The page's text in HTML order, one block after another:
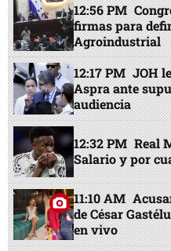
12:56 PM
firmas para
Agroindustrial
12:17 PM JOH
Aspra ante
audiencia
12:32 PM Real
Salario y por
11:10 AM
de César
en vivo